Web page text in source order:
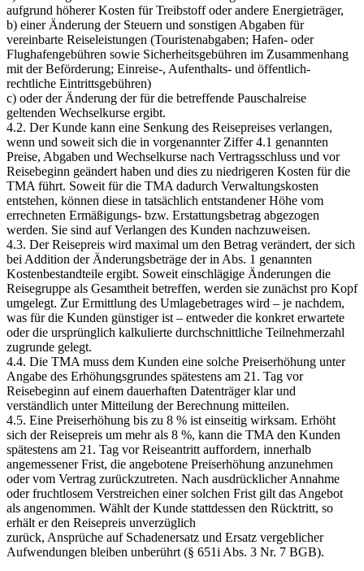
aufgrund höherer Kosten für Treibstoff oder andere Energieträger,
b) einer Änderung der Steuern und sonstigen Abgaben für
vereinbarte Reiseleistungen (Touristenabgaben; Hafen- oder
Flughafengebühren sowie Sicherheitsgebühren im Zusammenhang
mit der Beförderung; Einreise-, Aufenthalts- und öffentlich-
rechtliche Eintrittsgebühren)
c) oder der Änderung der für die betreffende Pauschalreise
geltenden Wechselkurse ergibt.
4.2. Der Kunde kann eine Senkung des Reisepreises verlangen,
wenn und soweit sich die in vorgenannter Ziffer 4.1 genannten
Preise, Abgaben und Wechselkurse nach Vertragsschluss und vor
Reisebeginn geändert haben und dies zu niedrigeren Kosten für die
TMA führt. Soweit für die TMA dadurch Verwaltungskosten
entstehen, können diese in tatsächlich entstandener Höhe vom
errechneten Ermäßigungs- bzw. Erstattungsbetrag abgezogen
werden. Sie sind auf Verlangen des Kunden nachzuweisen.
4.3. Der Reisepreis wird maximal um den Betrag verändert, der sich
bei Addition der Änderungsbeträge der in Abs. 1 genannten
Kostenbestandteile ergibt. Soweit einschlägige Änderungen die
Reisegruppe als Gesamtheit betreffen, werden sie zunächst pro Kopf
umgelegt. Zur Ermittlung des Umlagebetrages wird – je nachdem,
was für die Kunden günstiger ist – entweder die konkret erwartete
oder die ursprünglich kalkulierte durchschnittliche Teilnehmerzahl
zugrunde gelegt.
4.4. Die TMA muss dem Kunden eine solche Preiserhöhung unter
Angabe des Erhöhungsgrundes spätestens am 21. Tag vor
Reisebeginn auf einem dauerhaften Datenträger klar und
verständlich unter Mitteilung der Berechnung mitteilen.
4.5. Eine Preiserhöhung bis zu 8 % ist einseitig wirksam. Erhöht
sich der Reisepreis um mehr als 8 %, kann die TMA den Kunden
spätestens am 21. Tag vor Reiseantritt auffordern, innerhalb
angemessener Frist, die angebotene Preiserhöhung anzunehmen
oder vom Vertrag zurückzutreten. Nach ausdrücklicher Annahme
oder fruchtlosem Verstreichen einer solchen Frist gilt das Angebot
als angenommen. Wählt der Kunde stattdessen den Rücktritt, so
erhält er den Reisepreis unverzüglich
zurück, Ansprüche auf Schadenersatz und Ersatz vergeblicher
Aufwendungen bleiben unberührt (§ 651i Abs. 3 Nr. 7 BGB).